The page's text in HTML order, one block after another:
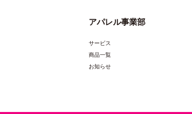
アパレル事業部
サービス
商品一覧
お知らせ